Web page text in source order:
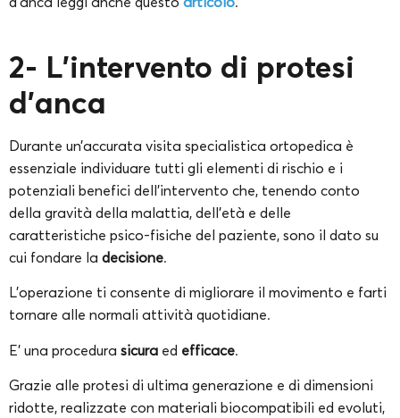
2- L’intervento di protesi
d’anca
Durante un’accurata visita specialistica ortopedica è
essenziale individuare tutti gli elementi di rischio e i
potenziali benefici dell’intervento che, tenendo conto
della gravità della malattia, dell’età e delle
caratteristiche psico-fisiche del paziente, sono il dato su
cui fondare la decisione.
L’operazione ti consente di migliorare il movimento e farti
tornare alle normali attività quotidiane.
E’ una procedura sicura ed efficace.
Grazie alle protesi di ultima generazione e di dimensioni
ridotte, realizzate con materiali biocompatibili ed evoluti,